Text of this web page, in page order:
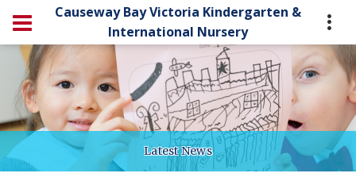
Causeway Bay Victoria Kindergarten &
International Nursery
Latest News